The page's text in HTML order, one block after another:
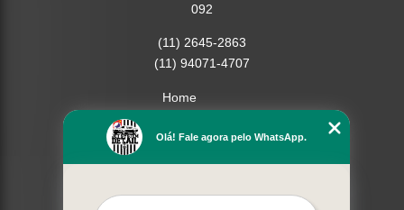
092
(11) 2645-2863
(11) 94071-4707
Home
Missão
Mapa do site
Olá! Fale agora pelo WhatsApp.